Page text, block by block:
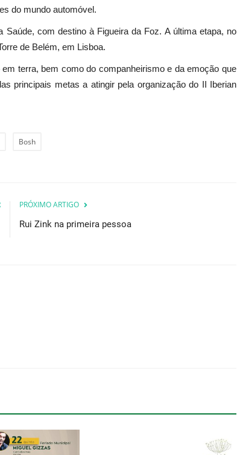
do mundo automóvel.
com destino à Figueira da Foz. A última etapa, no
de Belém, em Lisboa.
terra, bem como do companheirismo e da emoção que
principais metas a atingir pela organização do II Iberian
Bosh
PRÓXIMO ARTIGO
Rui Zink na primeira pessoa
Agricultura sustentável